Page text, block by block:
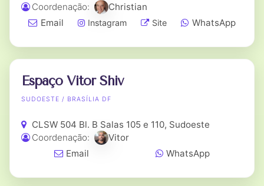
Coordenação:
Christian
Email
Instagram Site WhatsApp
Espaço Vitor Shiv
SUDOESTE / BRASÍLIA DF
CLSW 504 Bl. B Salas 105 e 110, Sudoeste
Coordenação:
Vitor
Email
WhatsApp